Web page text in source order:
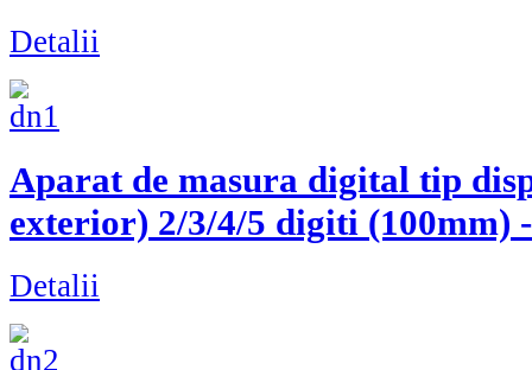
Detalii
Aparat de masura digital tip
exterior) 2/3/4/5 digiti (100mm)
Detalii